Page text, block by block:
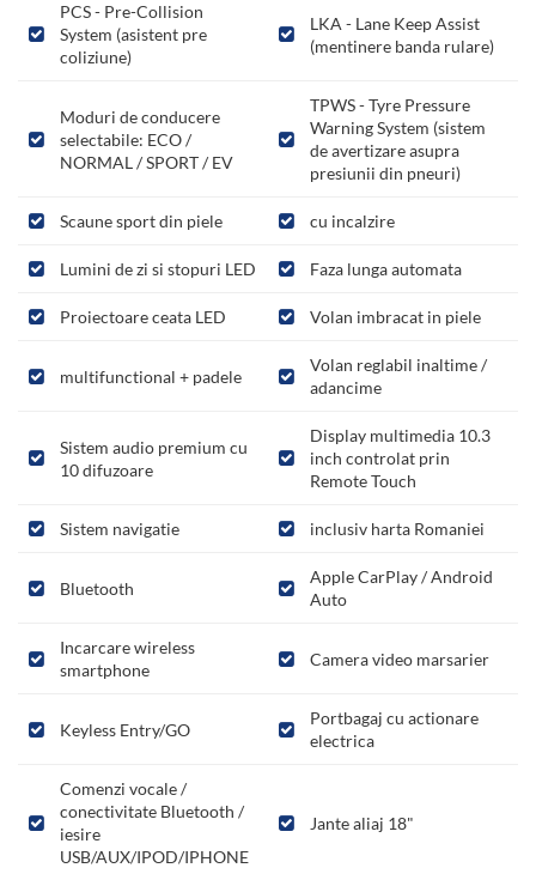
PCS - Pre-Collision
System (asistent pre
coliziune)
LKA - Lane Keep Assist
(mentinere banda rulare)
Moduri de conducere
selectabile: ECO /
NORMAL / SPORT / EV
TPWS - Tyre Pressure
Warning System (sistem
de avertizare asupra
presiunii din pneuri)
Scaune sport din piele cu incalzire
Lumini de zi si stopuri LED Faza lunga automata
Proiectoare ceata LED Volan imbracat in piele
multifunctional + padele
Volan reglabil inaltime /
adancime
Sistem audio premium cu
10 difuzoare
Display multimedia 10.3
inch controlat prin
Remote Touch
Sistem navigatie inclusiv harta Romaniei
Bluetooth
Apple CarPlay / Android
Auto
Incarcare wireless
smartphone
Camera video marsarier
Keyless Entry/GO
Portbagaj cu actionare
electrica
Comenzi vocale /
conectivitate Bluetooth /
iesire
USB/AUX/IPOD/IPHONE
Jante aliaj 18"